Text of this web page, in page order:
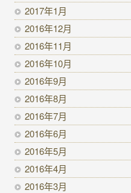
2017年1月
2016年12月
2016年11月
2016年10月
2016年9月
2016年8月
2016年7月
2016年6月
2016年5月
2016年4月
2016年3月